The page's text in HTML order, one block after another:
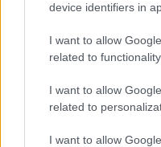
device identifiers in
I want to allow
related to
I want to allow
related to
I want to allow